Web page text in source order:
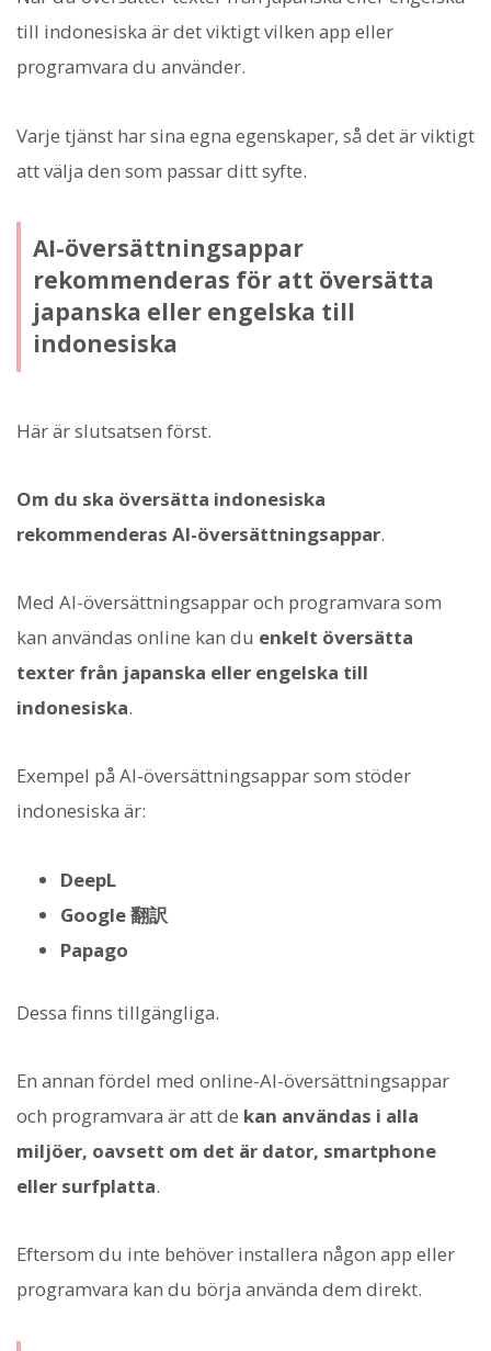
till indonesiska är det viktigt vilken app eller
programvara du använder.
Varje tjänst har sina egna egenskaper, så det är viktigt
att välja den som passar ditt syfte.
AI-översättningsappar
rekommenderas för att översätta
japanska eller engelska till
indonesiska
Här är slutsatsen först.
Om du ska översätta indonesiska
rekommenderas AI-översättningsappar.
Med AI-översättningsappar och programvara som
kan användas online kan du enkelt översätta
texter från japanska eller engelska till
indonesiska.
Exempel på AI-översättningsappar som stöder
indonesiska är:
DeepL
Google 翻訳
Papago
Dessa finns tillgängliga.
En annan fördel med online-AI-översättningsappar
och programvara är att de kan användas i alla
miljöer, oavsett om det är dator, smartphone
eller surfplatta.
Eftersom du inte behöver installera någon app eller
programvara kan du börja använda dem direkt.